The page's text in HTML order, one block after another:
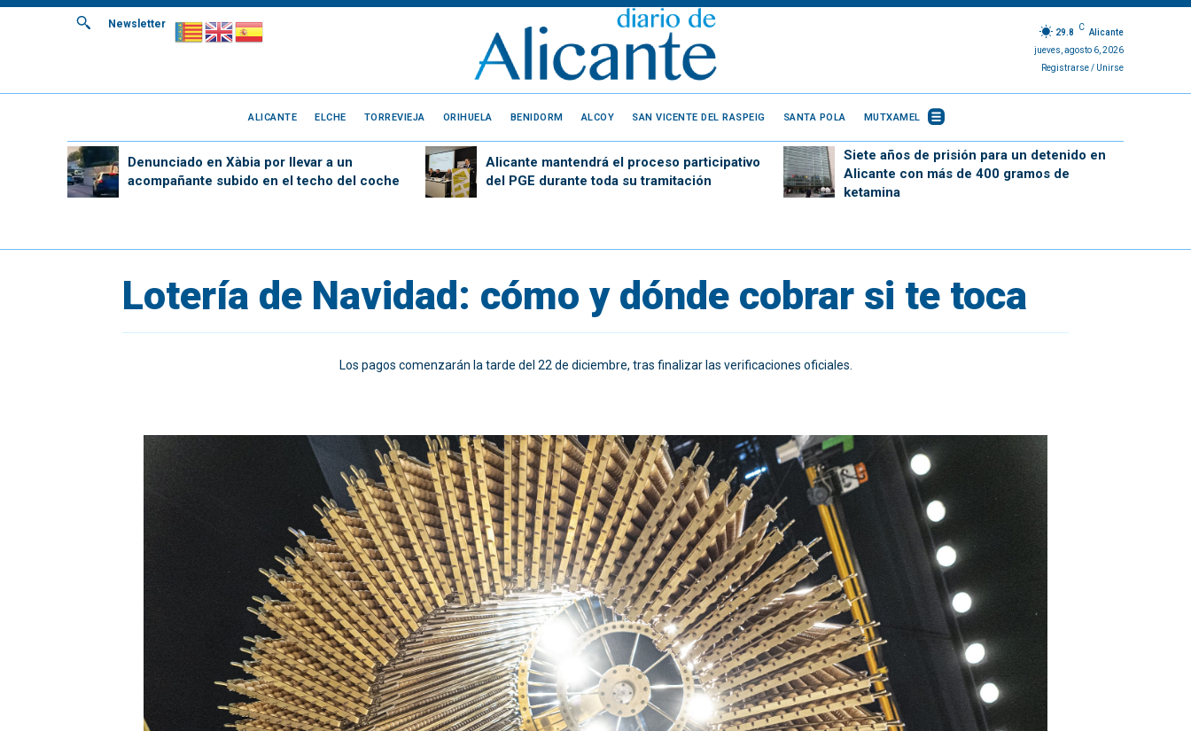
Newsletter
29.8
C
Alicante
jueves, agosto 6, 2026
Registrarse / Unirse
ALICANTE ELCHE TORREVIEJA ORIHUELA BENIDORM ALCOY SAN VICENTE DEL RASPEIG SANTA POLA MUTXAMEL
Denunciado en Xàbia por llevar a un
acompañante subido en el techo del coche
Alicante mantendrá el proceso participativo
del PGE durante toda su tramitación
Siete años de prisión para un detenido en
Alicante con más de 400 gramos de
ketamina
Lotería de Navidad: cómo y dónde cobrar si te toca
Los pagos comenzarán la tarde del 22 de diciembre, tras finalizar las verificaciones oficiales.